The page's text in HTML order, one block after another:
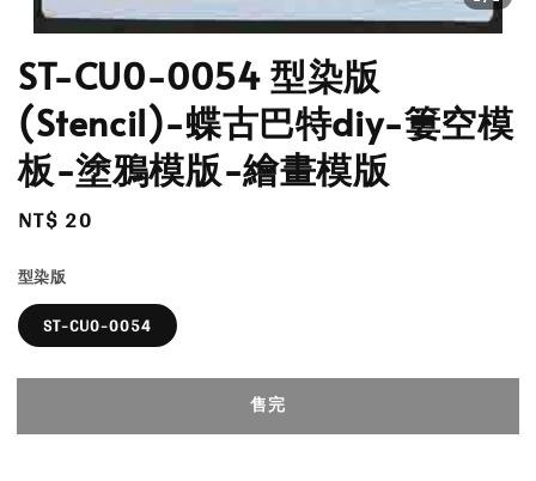
ST-CU0-0054 型染版
(Stencil)-蝶古巴特diy-簍空模
板-塗鴉模版-繪畫模版
Regular
NT$ 20
型染版
ST-CU0-0054
售完